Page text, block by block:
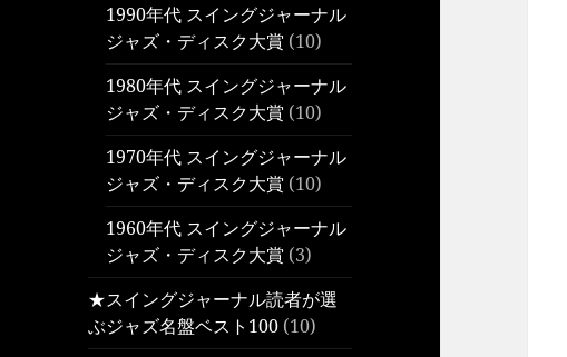
1990年代 スイングジャーナル
ジャズ・ディスク大賞 (10)
1980年代 スイングジャーナル
ジャズ・ディスク大賞 (10)
1970年代 スイングジャーナル
ジャズ・ディスク大賞 (10)
1960年代 スイングジャーナル
ジャズ・ディスク大賞 (3)
★スイングジャーナル読者が選
ぶジャズ名盤ベスト100 (10)